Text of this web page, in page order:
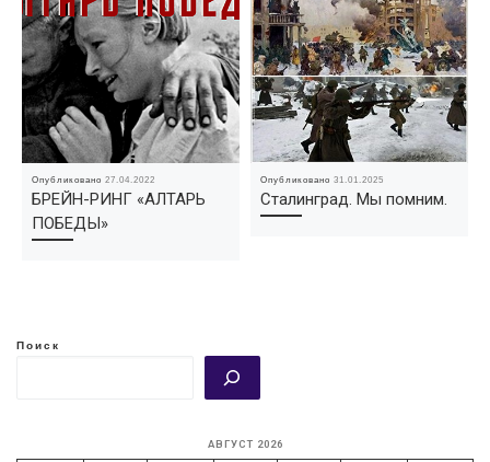
Опубликовано27.04.2022
БРЕЙН-РИНГ «АЛТАРЬ
ПОБЕДЫ»
Опубликовано31.01.2025
Сталинград. Мы помним.
Поиск
АВГУСТ 2026